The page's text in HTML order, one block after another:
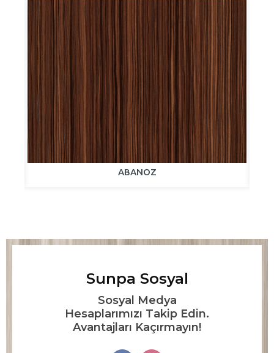
ABANOZ
Sunpa Sosyal
Sosyal Medya
Hesaplarımızı Takip Edin.
Avantajları Kaçırmayın!